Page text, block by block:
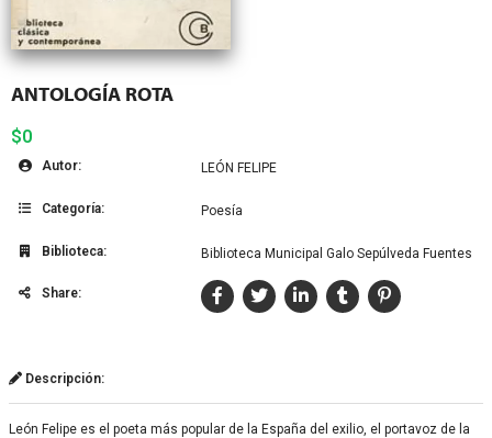
ANTOLOGÍA ROTA
$0
Autor: LEÓN FELIPE
Categoría: Poesía
Biblioteca: Biblioteca Municipal Galo Sepúlveda Fuentes
Share:
Descripción:
León Felipe es el poeta más popular de la España del exilio, el portavoz de la